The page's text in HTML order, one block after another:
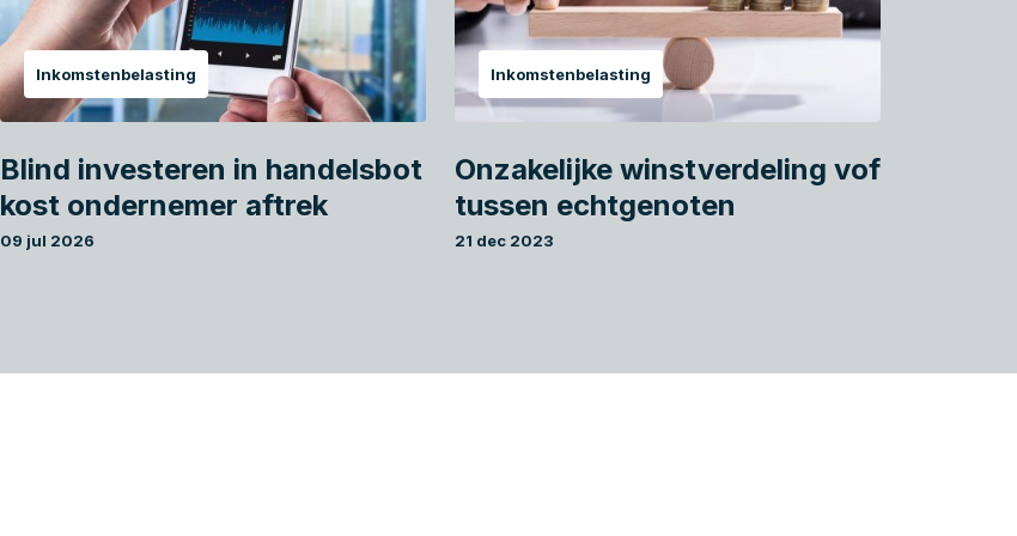
Inkomstenbelasting
Blind investeren in handelsbot
kost ondernemer aftrek
09 jul 2026
Inkomstenbelasting
Onzakelijke winstverdeling vof
tussen echtgenoten
21 dec 2023